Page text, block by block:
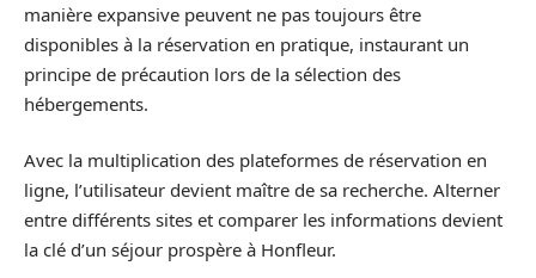
manière expansive peuvent ne pas toujours être
disponibles à la réservation en pratique, instaurant un
principe de précaution lors de la sélection des
hébergements.
Avec la multiplication des plateformes de réservation en
ligne, l’utilisateur devient maître de sa recherche. Alterner
entre différents sites et comparer les informations devient
la clé d’un séjour prospère à Honfleur.